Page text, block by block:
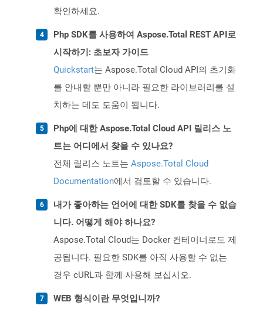
확인하세요.
Php SDK를 사용하여 Aspose.Total REST API로
시작하기: 초보자 가이드
Quickstart는 Aspose.Total Cloud API의 초기화
를 안내할 뿐만 아니라 필요한 라이브러리를 설
치하는 데도 도움이 됩니다.
Php에 대한 Aspose.Total Cloud API 릴리스 노
트는 어디에서 찾을 수 있나요?
전체 릴리스 노트는 Aspose.Total Cloud
Documentation에서 검토할 수 있습니다.
내가 좋아하는 언어에 대한 SDK를 찾을 수 없습
니다. 어떻게 해야 하나요?
Aspose.Total Cloud는 Docker 컨테이너로도 제
공됩니다. 필요한 SDK를 아직 사용할 수 없는
경우 cURL과 함께 사용해 보십시오.
WEB 형식이란 무엇입니까?